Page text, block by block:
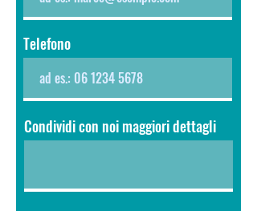
Telefono
Condividi con noi maggiori dettagli